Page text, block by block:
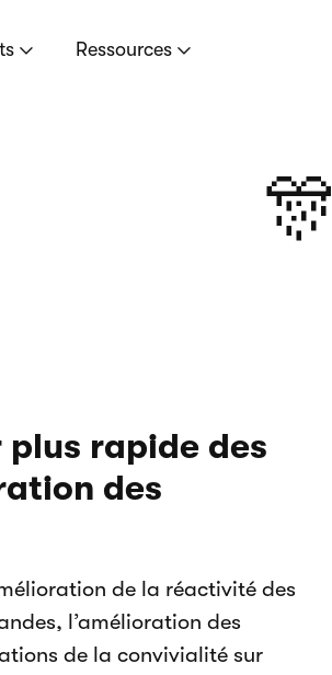
Ressources
🎊
plus rapide des
des
de la réactivité des
l’amélioration des
de la convivialité sur